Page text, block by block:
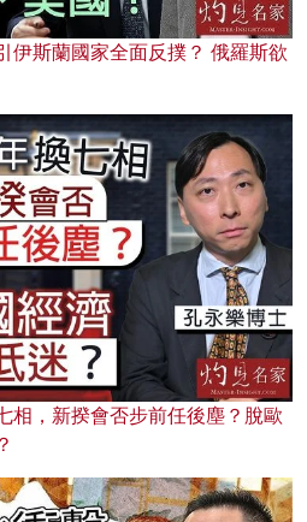
伊斯蘭國家全面反撲？ 俄羅斯欲
相，新揆會否步前任後塵？脫歐